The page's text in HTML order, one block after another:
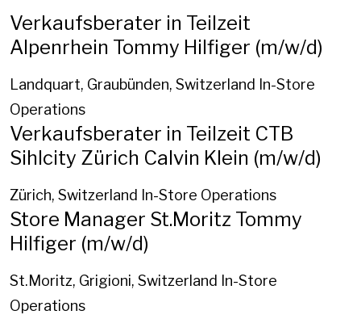
Verkaufsberater in Teilzeit
Alpenrhein Tommy Hilfiger (m/w/d)
Landquart, Graubünden, Switzerland
In-Store
Operations
Verkaufsberater in Teilzeit CTB
Sihlcity Zürich Calvin Klein (m/w/d)
Zürich, Switzerland In-Store Operations
Store Manager St.Moritz Tommy
Hilfiger (m/w/d)
St.Moritz, Grigioni, Switzerland
In-Store
Operations